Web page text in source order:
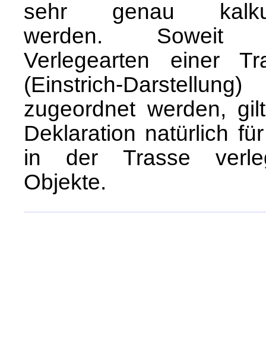
sehr genau
werden. Soweit
Verlegearten einer
(Einstrich-Darstellung)
zugeordnet werden,
Deklaration natürlich
in der Trasse
Objekte.